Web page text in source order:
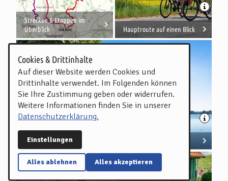
Strecken & Etappen im
Überblick
Hauptroute auf einen Blick
Alternative Bremervörde-Bremerhaven
Cookies & Drittinhalte
Auf dieser Website werden Cookies und
Drittinhalte verwendet. Im Folgenden können
Sie Ihre Zustimmung geben oder widerrufen.
Weitere Informationen finden Sie in unserer
Datenschutzerklärung.
Einstellungen
Alles ablehnen Alles akzeptieren